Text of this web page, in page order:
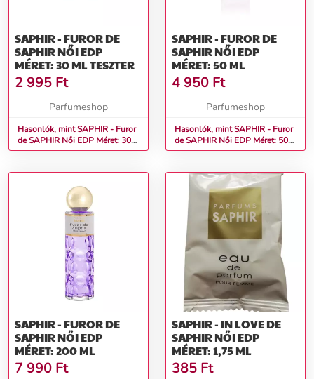
SAPHIR - FUROR DE
SAPHIR NŐI EDP
MÉRET: 30 ML TESZTER
2 995 Ft
Parfumeshop
Hasonlók, mint SAPHIR - Furor
de SAPHIR Női EDP Méret: 30
ml teszter
SAPHIR - FUROR DE
SAPHIR NŐI EDP
MÉRET: 50 ML
4 950 Ft
Parfumeshop
Hasonlók, mint SAPHIR - Furor
de SAPHIR Női EDP Méret: 50
ml
SAPHIR - FUROR DE
SAPHIR NŐI EDP
MÉRET: 200 ML
7 990 Ft
SAPHIR - IN LOVE DE
SAPHIR NŐI EDP
MÉRET: 1,75 ML
385 Ft